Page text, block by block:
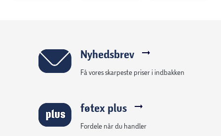
Nyhedsbrev
Få vores skarpeste priser i indbakken
føtex plus
Fordele når du handler